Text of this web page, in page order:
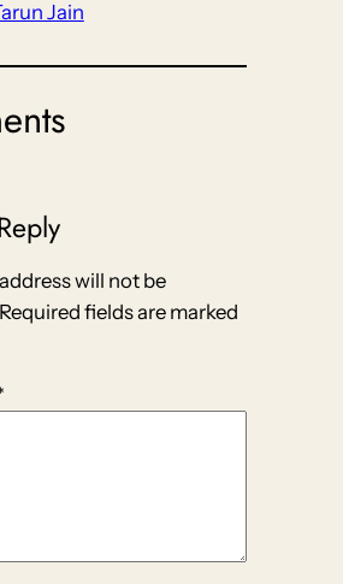
Jain
will not be
Required fields are marked